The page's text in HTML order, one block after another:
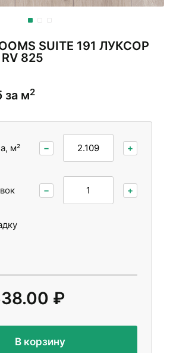
SUITE 191 ЛУКСОР
825
за м2
м² − +
− +
₽
В корзину